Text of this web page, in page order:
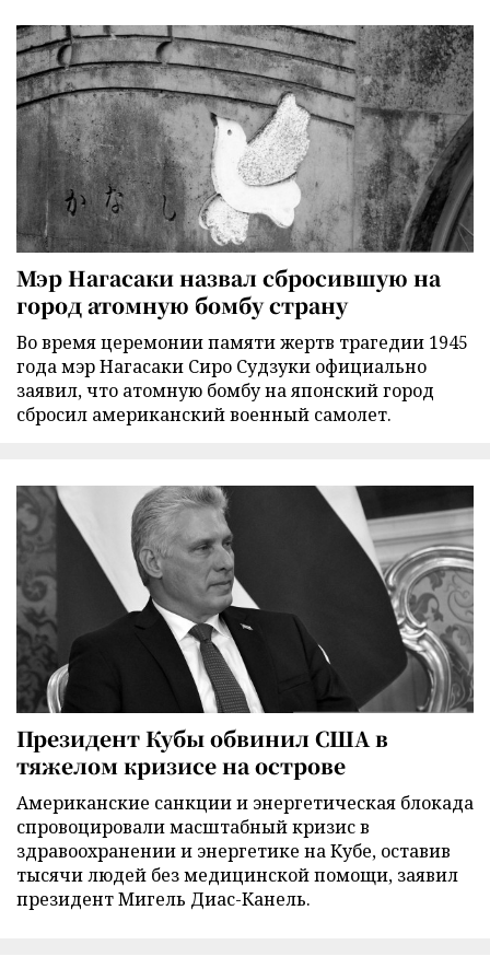
Мэр Нагасаки назвал сбросившую на
город атомную бомбу страну
Во время церемонии памяти жертв трагедии 1945
года мэр Нагасаки Сиро Судзуки официально
заявил, что атомную бомбу на японский город
сбросил американский военный самолет.
Президент Кубы обвинил США в
тяжелом кризисе на острове
Американские санкции и энергетическая блокада
спровоцировали масштабный кризис в
здравоохранении и энергетике на Кубе, оставив
тысячи людей без медицинской помощи, заявил
президент Мигель Диас-Канель.